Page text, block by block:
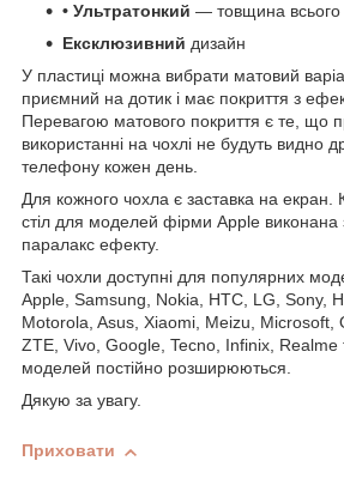
• Ультратонкий — товщина всього
Ексклюзивний дизайн
У пластиці можна вибрати матовий
приємний на дотик і має покриття з
Перевагою матового покриття є те, що
використанні на чохлі не будуть видно
телефону кожен день.
Для кожного чохла є заставка на екран.
стіл для моделей фірми Apple виконана
паралакс ефекту.
Такі чохли доступні для популярних
Apple, Samsung, Nokia, HTC, LG, Sony,
Motorola, Asus, Xiaomi, Meizu, Microsoft,
ZTE, Vivo, Google, Tecno, Infinix, Realme
моделей постійно розширюються.
Дякую за увагу.
Приховати